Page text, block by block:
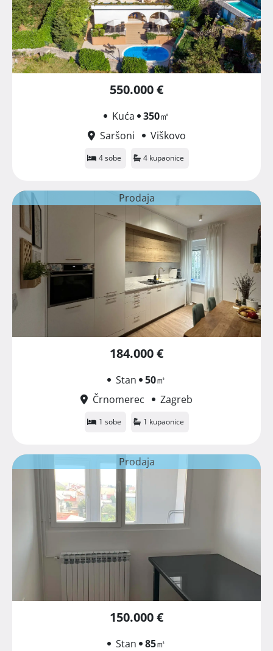
550.000 €
Kuća 350㎡
Saršoni
Viškovo
4 sobe 4 kupaonice
Prodaja
184.000 €
Stan 50㎡
Črnomerec
Zagreb
1 sobe 1 kupaonice
Prodaja
150.000 €
Stan 85㎡